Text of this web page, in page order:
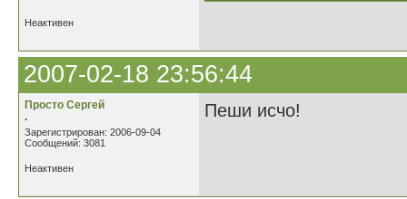
Неактивен
2007-02-18 23:56:44
Просто Сергей
.
Зарегистрирован: 2006-09-04
Сообщений: 3081
Пеши исчо!
Неактивен